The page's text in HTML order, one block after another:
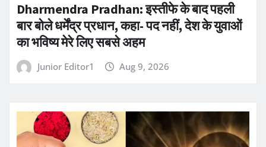
Dharmendra Pradhan: इस्तीफे के बाद पहली
बार बोले धर्मेंद्र प्रधान, कहा- पद नहीं, देश के युवाओं
का भविष्य मेरे लिए सबसे अहम
Junior Editor1 Aug 9, 2026